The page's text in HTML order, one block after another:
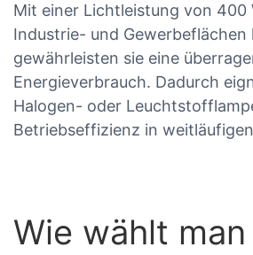
Mit einer Lichtleistung von 400
Industrie- und
gewährleisten sie eine
Energieverbrauch. Dadurch
Halogen- oder
Betriebseffizienz in
Wie wählt